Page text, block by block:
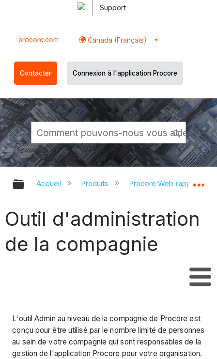
Support
procore.com Canada (Français)
Contacter Connexion à l'application Procore
Développer/réduire la hiérarchie
Accueil Produits Procore Web
Outil d'administration
de la compagnie
L'outil Admin au niveau de la compagnie de Procore est
conçu pour être utilisé par le nombre limité de personnes
au sein de votre compagnie qui sont responsables de la
gestion de l'application Procore pour votre organisation.